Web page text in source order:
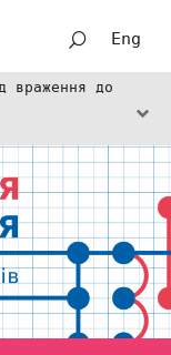
Eng
враження до